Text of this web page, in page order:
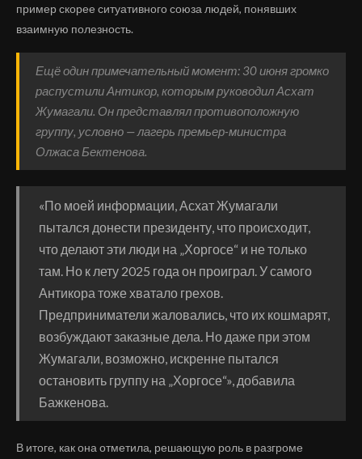
пример скорее ситуативного союза людей, понявших
взаимную полезность.
Ещё один примечательный момент: 30 июня громко
распустили Антикор, которым руководил Асхат
Жумагали. Он представлял противоположную
группу, условно — лагерь премьер-министра
Олжаса Бектенова.
«По моей информации, Асхат Жумагали
пытался донести президенту, что происходит,
что делают эти люди на „Хоргосе“ и не только
там. Но к лету 2025 года он проиграл. У самого
Антикора тоже хватало грехов.
Предприниматели жаловались, что их кошмарят,
возбуждают заказные дела. Но даже при этом
Жумагали, возможно, искренне пытался
остановить группу на „Хоргосе“», добавила
Бажкенова.
В итоге, как она отметила, решающую роль в разгроме